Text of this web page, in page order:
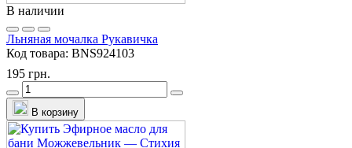
В наличии
Льняная мочалка Рукавичка
Код товара: BNS924103
195 грн.
В корзину